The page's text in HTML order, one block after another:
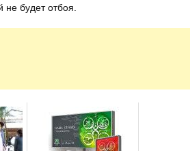
не будет отбоя.